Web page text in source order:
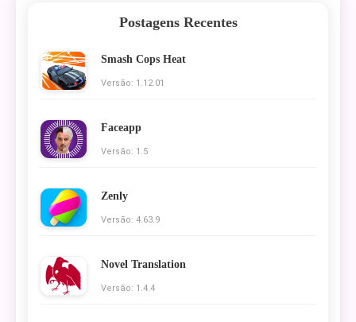
Postagens Recentes
Smash Cops Heat
Versão: 1.12.01
Faceapp
Versão: 1.5
Zenly
Versão: 4.63.9
Novel Translation
Versão: 1.4.4